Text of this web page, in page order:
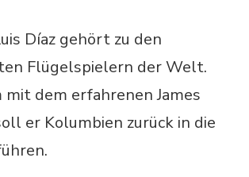
Díaz gehört zu den
Flügelspielern der Welt.
mit dem erfahrenen James
er Kolumbien zurück in die